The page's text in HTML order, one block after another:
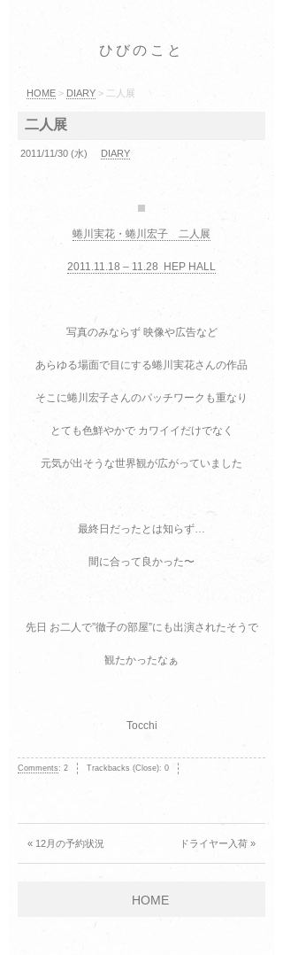
ひびのこと
HOME > DIARY > 二人展
二人展
2011/11/30 (水) DIARY
蜷川実花・蜷川宏子 二人展
2011.11.18 – 11.28 HEP HALL
写真のみならず 映像や広告など
あらゆる場面で目にする蜷川実花さんの作品
そこに蜷川宏子さんのパッチワークも重なり
とても色鮮やかで カワイイだけでなく
元気が出そうな世界観が広がっていました
最終日だったとは知らず…
間に合って良かった〜
先日 お二人で”徹子の部屋”にも出演されたそうで
観たかったなぁ
Tocchi
Comments: 2 Trackbacks (Close): 0
« 12月の予約状況 ドライヤー入荷 »
HOME